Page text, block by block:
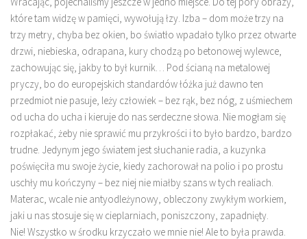
które tam widzę w pamięci, wywołują łzy. Izba – dom może trzy na
trzy metry, chyba bez okien, bo światło wpadało tylko przez otwarte
drzwi, niebieska, odrapana, kury chodzą po betonowej wylewce,
zachowując się, jakby to był kurnik… Pod ścianą na metalowej
pryczy, bo do europejskich standardów łóżka już dawno ten
przedmiot nie pasuje, leży człowiek – bez rąk, bez nóg, z uśmiechem
od ucha do ucha i kieruje do nas serdeczne słowa. Nie mogłam się
rozpłakać, żeby nie sprawić mu przykrości i to było bardzo, bardzo
trudne. Jedynym jego światem jest słuchanie radia, a kuzynka
poświęciła mu swoje życie, kiedy zachorował na polio i po prostu
uschły mu kończyny – bez niej nie miałby szans w tych realiach.
Materac, wcale nie antyodleżynowy, obleczony zwykłym workiem,
jaki u nas stosuje się w cieplarniach, poniszczony, zapadnięty.
Nie! Wszystko w środku krzyczało we mnie nie! Ale to była prawda.